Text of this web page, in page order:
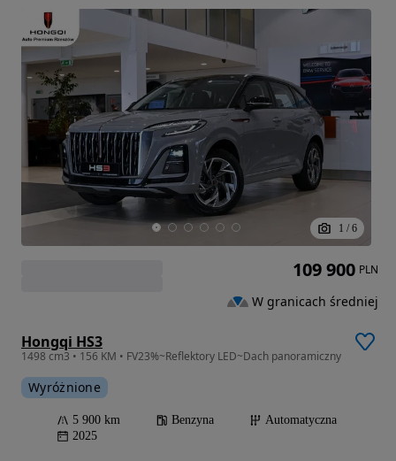
1 / 6
Hongqi HS3
1498 cm3 • 156 KM • FV23%~Reflektory LED~Dach panoramiczny
Wyróżnione
5 900 km Benzyna
Automatyczna
2025
109 900 PLN
W granicach średniej